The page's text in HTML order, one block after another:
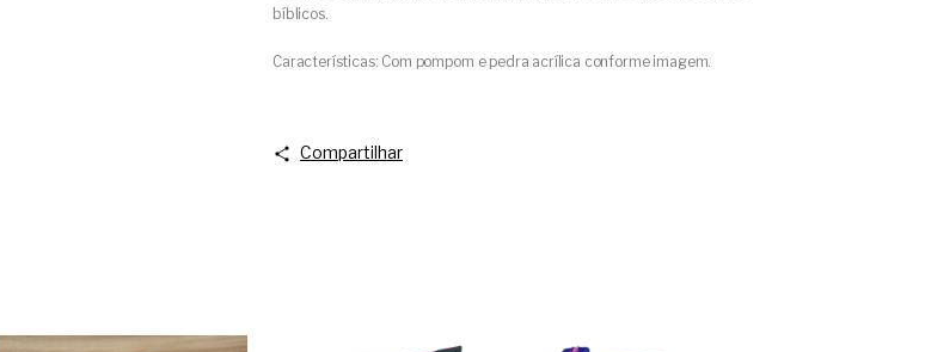
bíblicos.
Características: Com pompom e pedra acrílica conforme imagem.
Compartilhar